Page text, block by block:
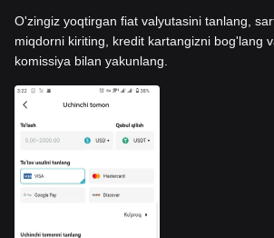
O'zingiz yoqtirgan fiat valyutasini tanlang,
miqdorni kiriting, kredit kartangizni bog'lang
komissiya bilan yakunlang.